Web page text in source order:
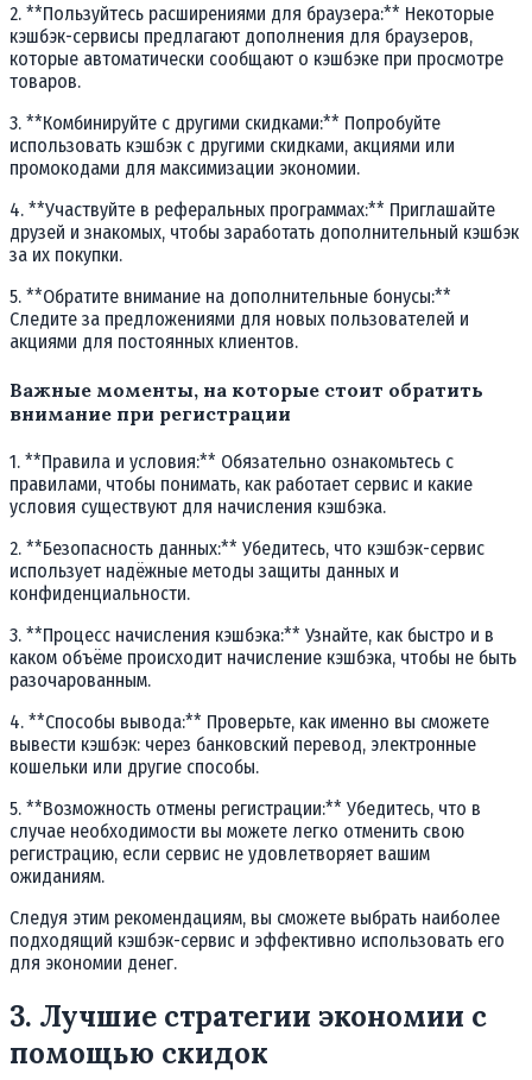
2. **Пользуйтесь расширениями для браузера:** Некоторые
кэшбэк-сервисы предлагают дополнения для браузеров,
которые автоматически сообщают о кэшбэке при просмотре
товаров.
3. **Комбинируйте с другими скидками:** Попробуйте
использовать кэшбэк с другими скидками, акциями или
промокодами для максимизации экономии.
4. **Участвуйте в реферальных программах:** Приглашайте
друзей и знакомых, чтобы заработать дополнительный кэшбэк
за их покупки.
5. **Обратите внимание на дополнительные бонусы:**
Следите за предложениями для новых пользователей и
акциями для постоянных клиентов.
Важные моменты, на которые стоит обратить
внимание при регистрации
1. **Правила и условия:** Обязательно ознакомьтесь с
правилами, чтобы понимать, как работает сервис и какие
условия существуют для начисления кэшбэка.
2. **Безопасность данных:** Убедитесь, что кэшбэк-сервис
использует надёжные методы защиты данных и
конфиденциальности.
3. **Процесс начисления кэшбэка:** Узнайте, как быстро и в
каком объёме происходит начисление кэшбэка, чтобы не быть
разочарованным.
4. **Способы вывода:** Проверьте, как именно вы сможете
вывести кэшбэк: через банковский перевод, электронные
кошельки или другие способы.
5. **Возможность отмены регистрации:** Убедитесь, что в
случае необходимости вы можете легко отменить свою
регистрацию, если сервис не удовлетворяет вашим
ожиданиям.
Следуя этим рекомендациям, вы сможете выбрать наиболее
подходящий кэшбэк-сервис и эффективно использовать его
для экономии денег.
3. Лучшие стратегии экономии с
помощью скидок